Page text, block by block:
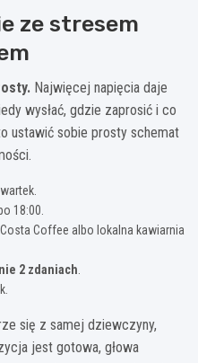
ze stresem
Najwięcej napięcia daje
wysłać, gdzie zaprosić i co
ustawić sobie prosty schemat
18:00.
Coffee albo lokalna kawiarnia
2 zdaniach
się z samej dziewczyny,
jest gotowa, głowa